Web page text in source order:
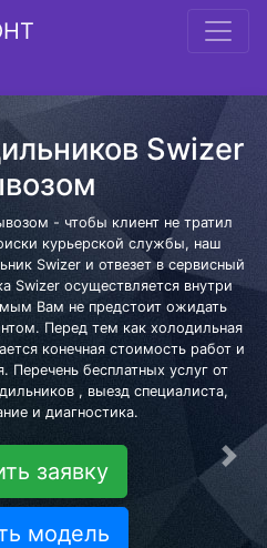
Swizer
- чтобы клиент не тратил
курьерской службы, наш
Swizer и отвезет в сервисный
Swizer осуществляется внутри
Вам не предстоит ожидать
Перед тем как холодильная
конечная стоимость работ и
Перечень бесплатных услуг от
, выезд специалиста,
и диагностика.
заявку
модель